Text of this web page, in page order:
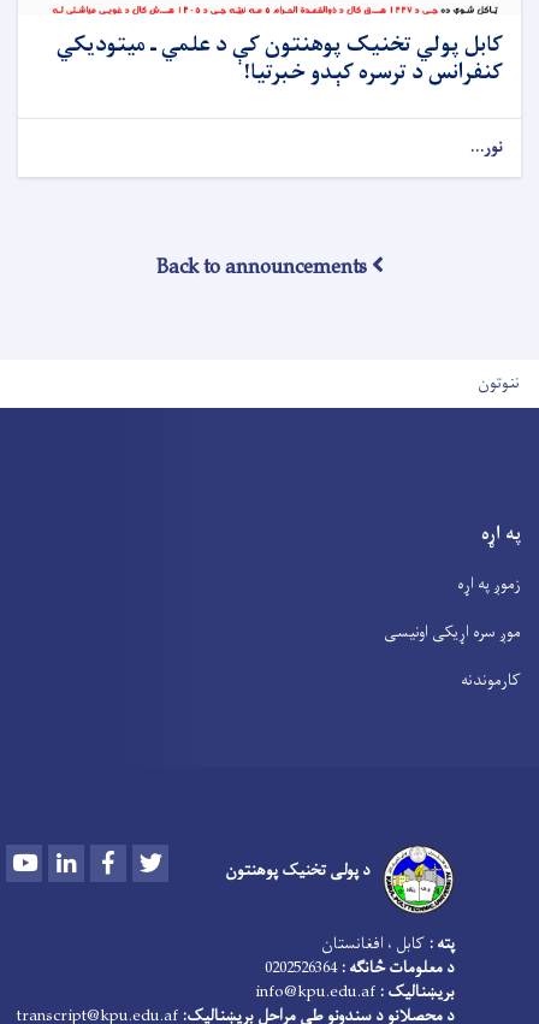
کابل پولي تخنیک پوهنتون کې د علمي ـ میتودیکي
کنفرانس د ترسره کېدو خبرتیا!
نور...
Back to announcements
User account menu
ننوتون
په اړه
زموږ په اړه
موږ سره اړیکی اونیسی
کارموندنه
د پولی تخنیک پوهنتون YoutubeLinkedInFacebook
پته : کابل ، افغانستان
د معلومات څانګه :0202526364
بریښنالیک : info@kpu.edu.af
د محصلانو د سندونو طی مراحل بریښنالیک: transcript@kpu.edu.af